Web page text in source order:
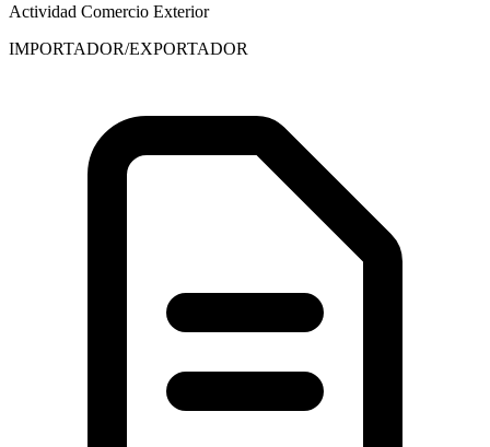
Actividad Comercio Exterior
IMPORTADOR/EXPORTADOR